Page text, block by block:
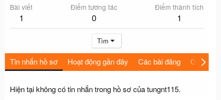
Bài viết
1
Điểm tương tác
0
Điểm thành tích
1
Tìm
Tin nhắn hồ sơ Hoạt động gần đây Các bài đăng Giới thiệu
Hiện tại không có tin nhắn trong hồ sơ của tungnt115.